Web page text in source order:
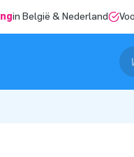
in België & Nederland